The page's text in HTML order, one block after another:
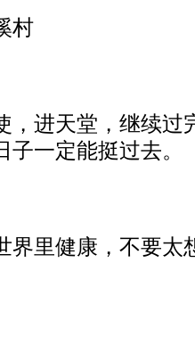
村
进天堂，继续过
一定能挺过去。
里健康，不要太